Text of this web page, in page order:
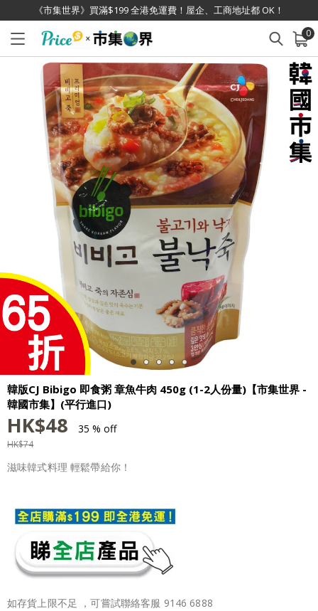
《市集世界》買滿$199 全港免運費！屋企、工商地址都 OK！
0
已加入購物車 查看
韓版CJ Bibigo 即食粥 章魚牛肉 450g (1-2人份量)【市集世界 -
韓國市集】(平行進口)
HK$48 35 % off
HK$74
滋味韓式料理 輕鬆帶給你！
如存貨上限不足 ，可嘗試聯絡客服 9146 6888